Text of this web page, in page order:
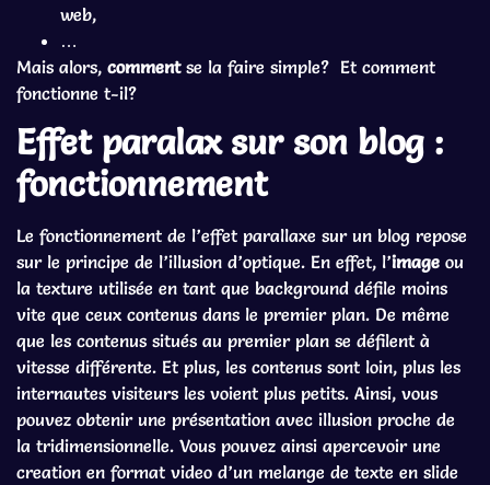
web,
…
Mais alors, commentse la faire simple? Et comment
fonctionne t-il?
Effet paralax sur son blog :
fonctionnement
Le fonctionnement de l’effet parallaxe sur un blog repose
sur le principe de l’illusion d’optique. En effet, l’image ou
la texture utilisée en tant que background défile moins
vite que ceux contenus dans le premier plan. De même
que les contenus situés au premier plan se défilent à
vitesse différente. Et plus, les contenus sont loin, plus les
internautes visiteurs les voient plus petits. Ainsi, vous
pouvez obtenir une présentation avec illusion proche de
la tridimensionnelle. Vous pouvez ainsi apercevoir une
creation en format video d’un melange de texte en slide